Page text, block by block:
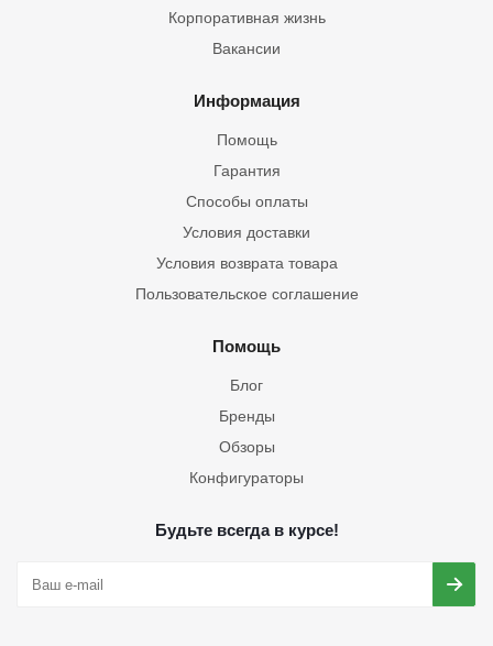
Корпоративная жизнь
Вакансии
Информация
Помощь
Гарантия
Способы оплаты
Условия доставки
Условия возврата товара
Пользовательское соглашение
Помощь
Блог
Бренды
Обзоры
Конфигураторы
Будьте всегда в курсе!